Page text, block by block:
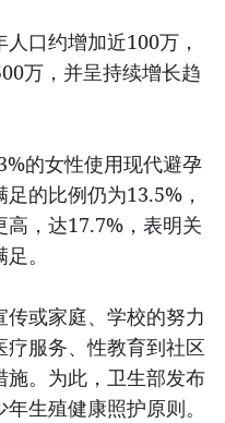
口约增加近100万，
万，并呈持续增长趋
的女性使用现代避孕
的比例仍为13.5%，
，达17.7%，表明关
。
或家庭、学校的努力
服务、性教育到社区
。为此，卫生部发布
生殖健康照护原则。